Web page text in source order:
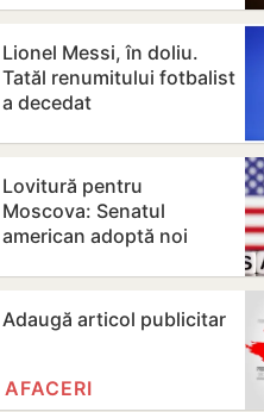
Lionel Messi, în doliu.
Tatăl renumitului fotbalist
a decedat
Lovitură pentru
Moscova: Senatul
american adoptă noi
Rusiei
Adaugă articol publicitar
AFACERI